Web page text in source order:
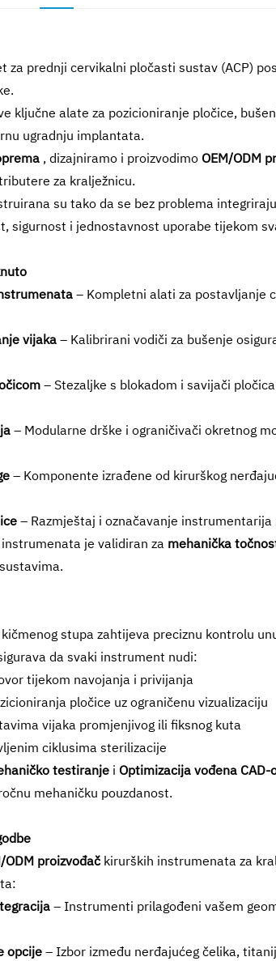
za prednji cervikalni pločasti sustav (ACP)
ključne alate za pozicioniranje pločice,
ugradnju implantata.
, dizajniramo i proizvodimo OEM/ODM
za kralježnicu.
su tako da se bez problema
sigurnost i jednostavnost uporabe tijekom
– Kompletni alati za postavljanje
vijaka – Kalibrirani vodiči za bušenje
– Stezaljke s blokadom i savijači
– Modularne drške i ograničivači okretnog
– Komponente izrađene od kirurškog
– Razmještaj i označavanje
je validiran za mehanička
stupa zahtijeva preciznu kontrolu
da svaki instrument nudi:
tijekom navojanja i privijanja
pločice uz ograničenu vizualizaciju
vijaka promjenjivog ili fiksnog kuta
ciklusima sterilizacije
testiranje i Optimizacija vođena CAD-
mehaničku pouzdanost.
ODM proizvođač kirurških instrumenata za
– Instrumenti prilagođeni vašem
opcije – Izbor između nerđajućeg čelika,